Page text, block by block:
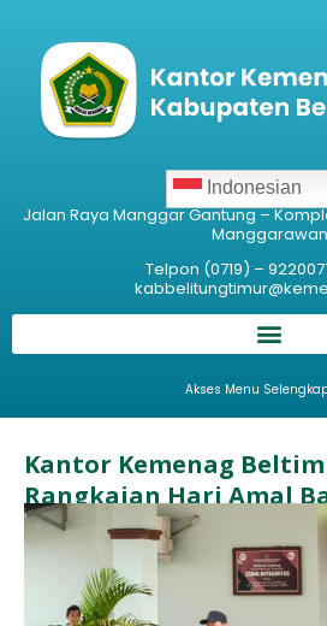
Jalan Raya Manggar Gantung –
Manggarawan
Telpon (0719) –
Indonesian
Akses Menu
Kantor Kemenag
Rangkaian Hari Amal
Beltim Resmi Dimulai
Humas Kemenag Beltim 08/12/